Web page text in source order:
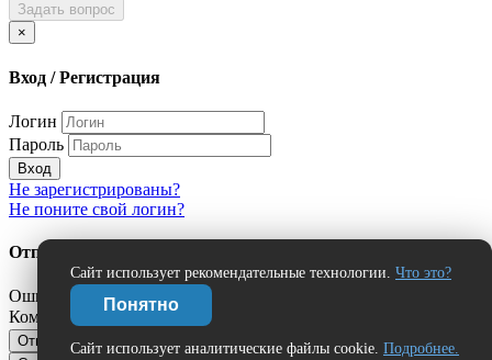
Сайт использует рекомендательные технологии. Что это?
Понятно
Сайт использует аналитические файлы cookie. Подробнее.
Задать вопрос
×
Вход / Регистрация
Логин
Пароль
Вход
Не зарегистрированы?
Не поните свой логин?
Отправить сообщение об ошибке?
Ошибка:
Комментарий (дополнительно)
Отправить